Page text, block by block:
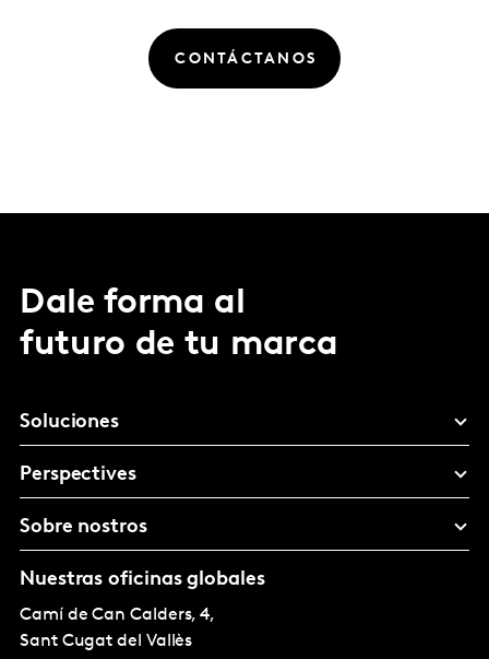
CONTÁCTANOS
Dale forma al
futuro de tu marca
Soluciones
Perspectives
Sobre nostros
Nuestras oficinas globales
Camí de Can Calders, 4,
Sant Cugat del Vallès